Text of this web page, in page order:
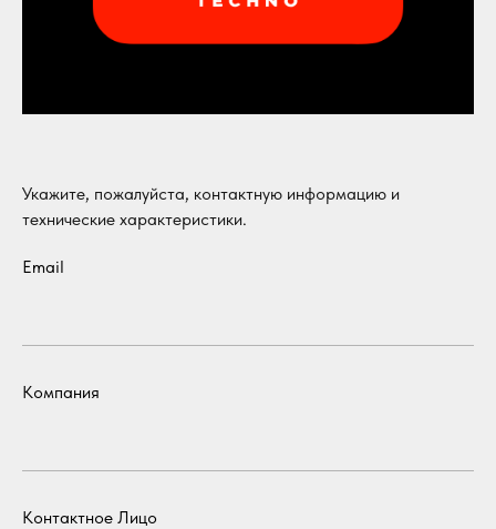
Укажите, пожалуйста, контактную информацию и
технические характеристики.
Email
Компания
Контактное Лицо